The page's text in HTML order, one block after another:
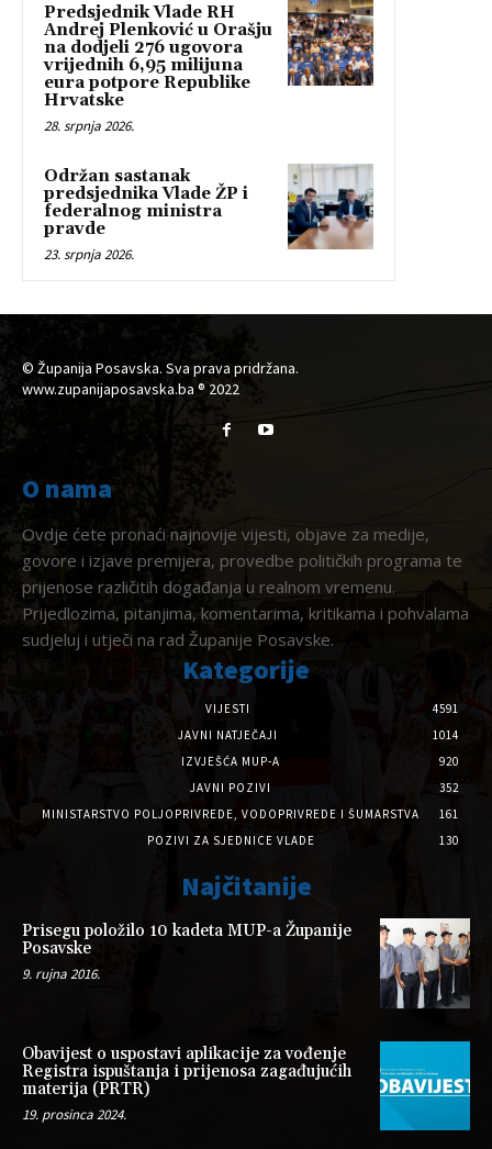
Predsjednik Vlade RH
Andrej Plenković u Orašju
na dodjeli 276 ugovora
vrijednih 6,95 milijuna
eura potpore Republike
Hrvatske
28. srpnja 2026.
Održan sastanak
predsjednika Vlade ŽP i
federalnog ministra
pravde
23. srpnja 2026.
© Županija Posavska. Sva prava pridržana.
www.zupanijaposavska.ba ® 2022
O nama
Ovdje ćete pronaći najnovije vijesti, objave za medije,
govore i izjave premijera, provedbe političkih programa te
prijenose različitih događanja u realnom vremenu.
Prijedlozima, pitanjima, komentarima, kritikama i pohvalama
sudjeluj i utječi na rad Županije Posavske.
Kategorije
VIJESTI
4591
JAVNI NATJEČAJI
1014
IZVJEŠĆA MUP-A
920
JAVNI POZIVI
352
MINISTARSTVO POLJOPRIVREDE, VODOPRIVREDE I ŠUMARSTVA
161
POZIVI ZA SJEDNICE VLADE
130
Najčitanije
Prisegu položilo 10 kadeta MUP-a Županije
Posavske
9. rujna 2016.
Obavijest o uspostavi aplikacije za vođenje
Registra ispuštanja i prijenosa zagađujućih
materija (PRTR)
19. prosinca 2024.